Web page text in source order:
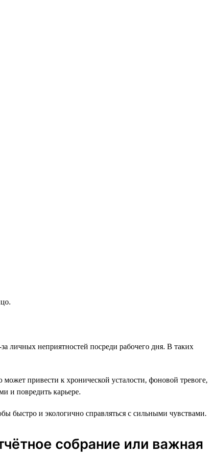
личных неприятностей посреди рабочего дня. В таких
привести к хронической усталости, фоновой тревоге,
и повредить карьере.
быстро и экологично справляться с сильными чувствами.
собрание или важная